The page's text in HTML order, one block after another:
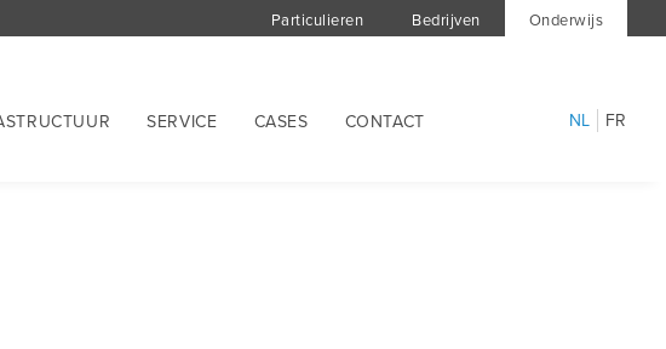
Particulieren Bedrijven Onderwijs
SERVICE CASES CONTACT NL FR